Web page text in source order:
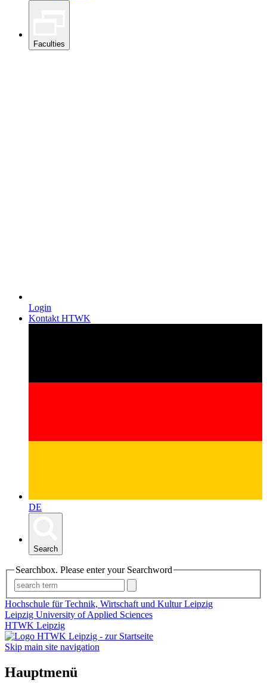
Faculties
Login
Kontakt HTWK
DE
Search
Searchbox. Please enter your Searchword
Hochschule für Technik, Wirtschaft und Kultur Leipzig
Leipzig University of Applied Sciences
HTWK Leipzig
Skip main site navigation
Hauptmenü